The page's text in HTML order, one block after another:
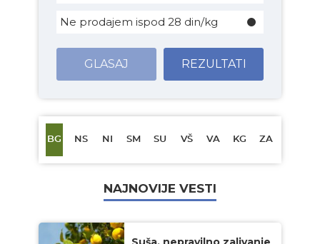
Ne prodajem ispod 28 din/kg
GLASAJ REZULTATI
BG NS NI SM SU VŠ VA KG ZA
NAJNOVIJE VESTI